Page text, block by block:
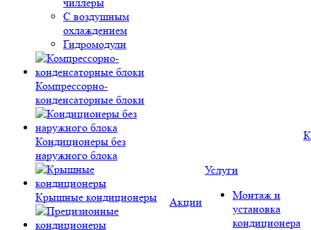
С воздушным
охлаждением
Гидромодули
Компрессорно-
конденсаторные блоки
Кондиционеры без
наружного блока
Крышные кондиционеры Акции
Услуги
Монтаж и
установка
кондиционера